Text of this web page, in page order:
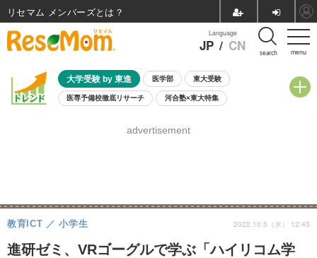
menu
Language
JP / CN search
大学受験 by 東進 医学部 東大受験
医専予備校徹底リサーチ 河合塾×東大特集
8月開催学校説明会・相談会
advertisement
進研ゼミ、VRゴーグルで学ぶ「ハイリコム学
教育ICT 小学生 2022.10.5（水） 12:45
リセマム メンバーズ